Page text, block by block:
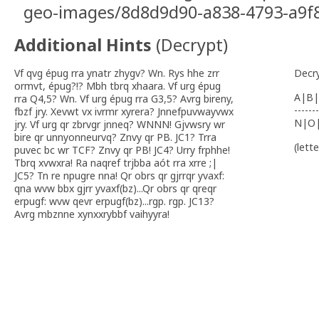
geo-images/8d8d9d90-a838-4793-
Additional Hints (Decrypt)
Vf qvg épug rra ynatr zhygv? Wn. Rys hhe zrr
ormvt, épug?!? Mbh tbrq xhaara. Vf urg épug
rra Q4,5? Wn. Vf urg épug rra G3,5? Avrg bireny,
fbzf jry. Xevwt vx ivrmr xyrera? Jnnefpuvwayvwx
jry. Vf urg qr zbrvgr jnneq? WNNN! Gjvwsry wr
bire qr unnyonneurvq? Znvy qr PB. JC1? Trra
puvec bc wr TCF? Znvy qr PB! JC4? Urry frphhe!
Tbrq xvwxra! Ra naqref trjbba aót rra xrre ;|
JC5? Tn re npugre nna! Qr obrs qr gjrrqr yvaxf:
qna wvw bbx gjrr yvaxf(bz)...Qr obrs qr qreqr
erpugf: wvw qevr erpugf(bz)...rgp. rgp. JC13?
Avrg mbznne xynxxrybbf vaihyyra!